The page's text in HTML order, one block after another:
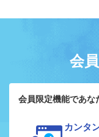
会
会員限定機能であな
カンタ